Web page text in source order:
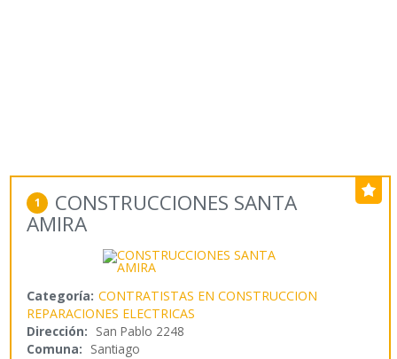
1 CONSTRUCCIONES SANTA
AMIRA
Categoría: CONTRATISTAS EN CONSTRUCCION
REPARACIONES ELECTRICAS
Dirección: San Pablo 2248
Comuna: Santiago